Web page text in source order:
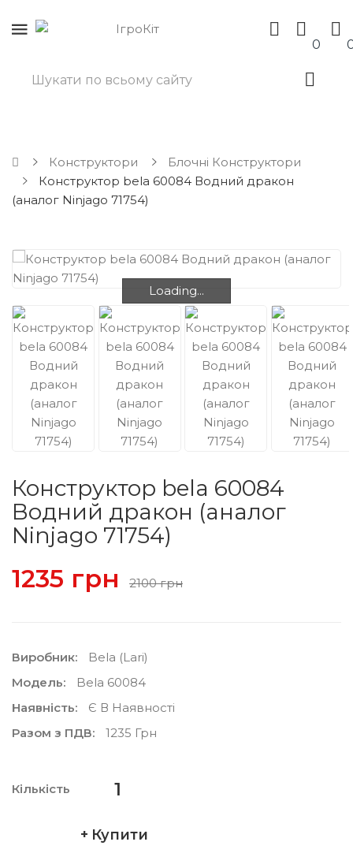
0
Конструктори
Блочні Конструктори
Конструктор bela 60084 Водний дракон
(аналог Ninjago 71754)
Loading...
Loading...
Конструктор bela 60084
Водний дракон (аналог
Ninjago 71754)
1235 грн 2100 грн
Виробник:
Bela (lari)
Модель:
Bela 60084
Наявність:
Є В Наявності
Разом з ПДВ:
1235 Грн
Кількість
Купити